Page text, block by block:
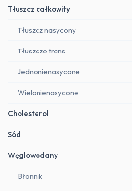
Tłuszcz całkowity
Tłuszcz nasycony
Tłuszcze trans
Jednonienasycone
Wielonienasycone
Cholesterol
Sód
Węglowodany
Błonnik